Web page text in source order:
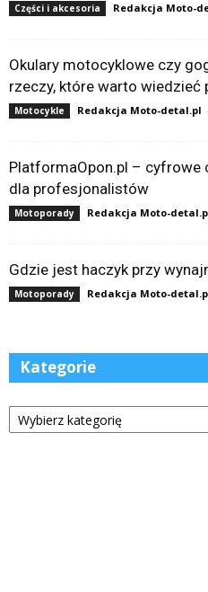
Części i akcesoria Redakcja Moto-
Okulary motocyklowe czy
rzeczy, które warto wiedzieć
Motocykle Redakcja Moto-detal.pl -
PlatformaOpon.pl – cyfrowe
dla profesjonalistów
Motoporady Redakcja Moto-
Gdzie jest haczyk przy
Motoporady Redakcja Moto-
Kategorie
Kategorie